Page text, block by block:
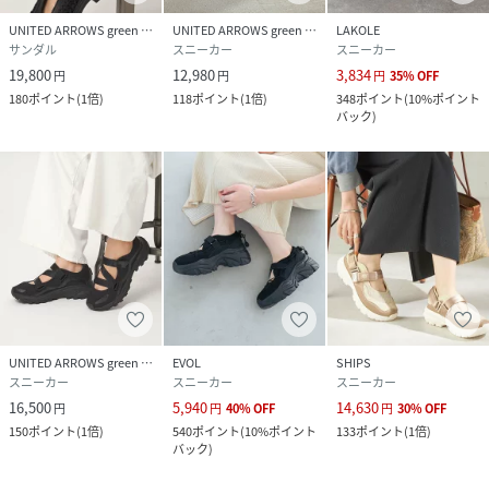
UNITED ARROWS green label relaxing
サンダル
19,800円
180ポイント(1倍)
UNITED ARROWS green label relaxing
スニーカー
12,980円
118ポイント(1倍)
LAKOLE
スニーカー
3,834円 35%OFF
348ポイント(10%ポイント
バック)
UNITED ARROWS green label relaxing
スニーカー
16,500円
150ポイント(1倍)
EVOL
スニーカー
5,940円 40%OFF
540ポイント(10%ポイント
バック)
SHIPS
スニーカー
14,630円 30%OFF
133ポイント(1倍)